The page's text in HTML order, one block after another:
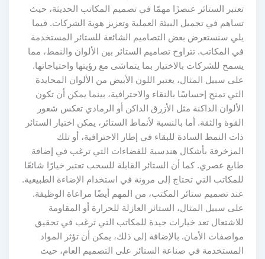
تعتبر الستائر عنصرًا مهمًا في تصميم المكاتب الحديثة، حيث
تساهم في تجميل البيئة العملية وتعزيز هوية الشركات. فيما
يلي سنستعرض بعض التصاميم الشائعة للستائر المستخدمة
في المكاتب. تتراوح تصاميم الستائر بين الألوان والنمط، مما
يسمح للشركات بالاختيار بما يتماشى مع رؤيتها واحتياجاتها.
على سبيل المثال، يعتبر اللون الأبيض من الألوان المحايدة
التي تمنح إحساسًا بالنقاء والاحترافية، بينما يمكن أن تكون
الألوان الداكنة مثل الأزرق الداكن أو الرمادي تعكس شعور
القوة والثقة. أما بالنسبة لأنماط الستائر، يمكن اختيار الستائر
ذات النمط السادة للبقاء في إطار الاحترافية، أو تلك
المزخرفة بأشكال هندسية للفضاءات التي ترغب في إضافة
طابع عصري. كما أن الستائر القابلة للسحب تعتبر خيارًا شائعًا
للمكاتب التي تحتاج إلى مرونة في استخدام الإضاءة الطبيعية.
عند تصميم ستائر المكتب، من المهم أيضًا مراعاة الوظيفة.
على سبيل المثال، الستائر العازلة للحرارة أو المقاومة
للاشتعال تعد خيارات جيدة للمكاتب التي ترغب في تحقيق
مواصفات الأمان. بالإضافة إلى ذلك، يمكن أن تؤثر المواد
المستخدمة في صناعة الستائر على التصميم العام، حيث